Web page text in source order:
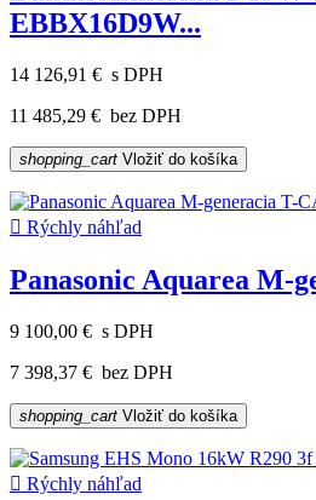
EBBX16D9W...
14 126,91 € s DPH
11 485,29 € bez DPH
shopping_cart Vložiť do košíka
 Rýchly náhľad
Panasonic Aquarea M-
9 100,00 € s DPH
7 398,37 € bez DPH
shopping_cart Vložiť do košíka
 Rýchly náhľad